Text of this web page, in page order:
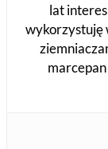
lat
wykorzystuję